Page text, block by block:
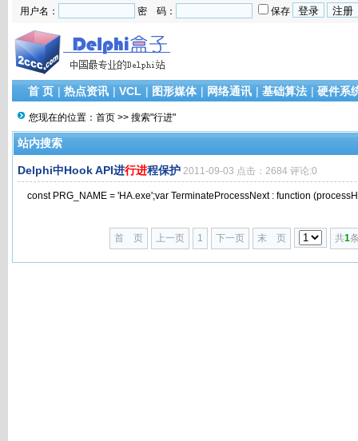
用户名： 密 码： 保存
首 页 | 热点资讯 | VCL | 图形媒体 | 网络通讯 | 基础算法 | 硬件系
您现在的位置： 首页 >> 搜索"行进"
站内搜索
Delphi中Hook API进行进程保护 2011-09-03 点击：2684 评论:0
const PRG_NAME = 'HA.exe';var TerminateProcessNext : function
首 页 上一页 1 下一页 末 页 共1